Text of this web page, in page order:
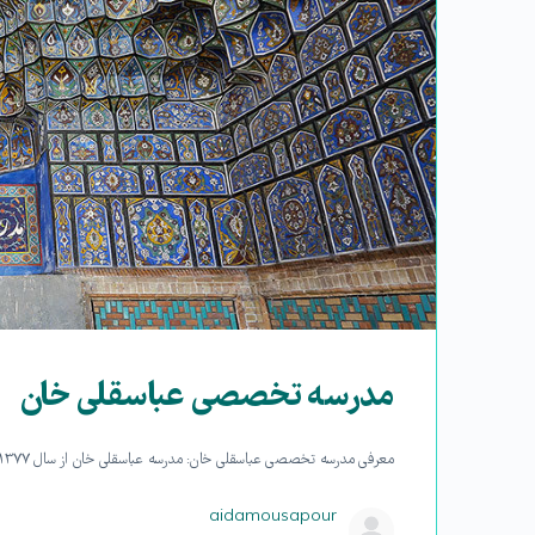
مدرسه تخصصی عباسقلی خان
معرفی مدرسه تخصصی عباسقلی خان: مدرسه عباسقلی خان از سال ۱۳۷۷ هجری قمری بنا شده است به همت واقف محترم جناب آقای عباسقلی خان شاملو،…
aidamousapour